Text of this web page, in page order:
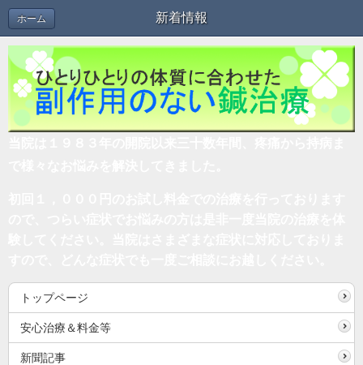
新着情報
ホーム
トップページ
安心治療＆料金等
新聞記事